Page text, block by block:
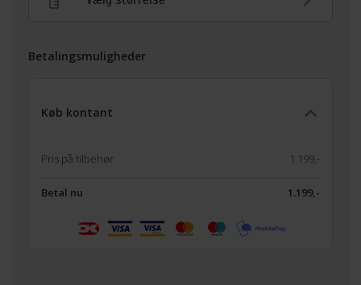
Betalingsmuligheder
Køb kontant
Pris på tilbehør 1.199,-
Betal nu 1.199,-